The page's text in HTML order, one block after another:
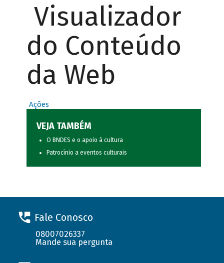
Visualizador
do Conteúdo
da Web
Ações
VEJA TAMBÉM
O BNDES e o apoio à cultura
Patrocínio a eventos culturais
Fale Conosco
08007026337
Mande sua pergunta